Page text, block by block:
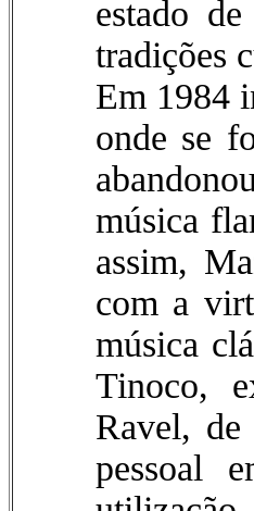
estado
tradições
Em 1984
onde se
música
assim,
com a
música
Tinoco,
Ravel,
pessoal